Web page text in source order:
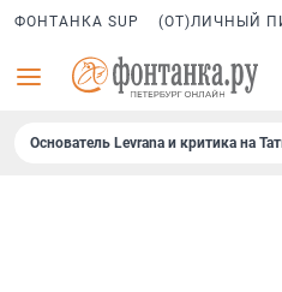
ФОНТАНКА SUP (ОТ)ЛИЧНЫЙ
Основатель Levrana и критика на